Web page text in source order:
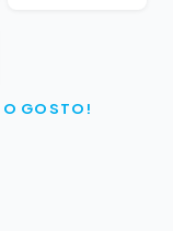
GOSTO!